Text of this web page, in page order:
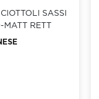
SASSI
RETT